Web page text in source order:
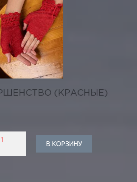
(КРАСНЫЕ)
В КОРЗИНУ